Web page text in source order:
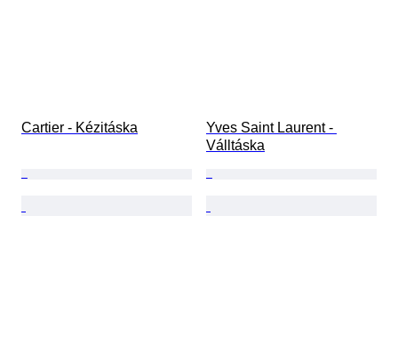
Cartier - Kézitáska
Yves Saint Laurent -
Válltáska